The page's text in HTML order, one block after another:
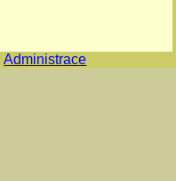
|Administrace